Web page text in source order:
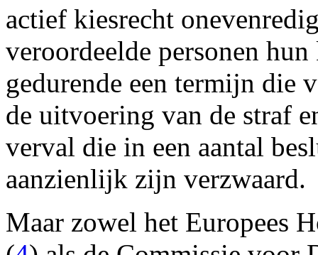
actief kiesrecht
veroordeelde personen
gedurende een termijn die
de uitvoering van de straf
verval die in een aantal
aanzienlijk zijn verzwaard.
Maar zowel het Europees